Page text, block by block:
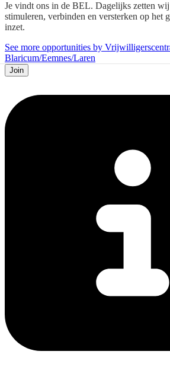
Je vindt ons in de BEL. Dagelijks zetten
stimuleren, verbinden en versterken op het
inzet.
See more opportunities by
Blaricum/Eemnes/Laren
Join